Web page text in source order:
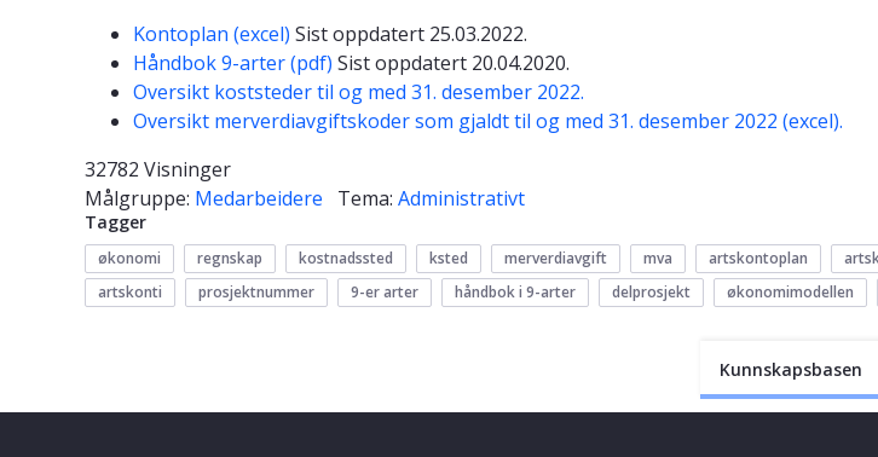
Kunnskapsbasen
Kontoplan (excel) Sist oppdatert 25.03.2022.
Håndbok 9-arter (pdf) Sist oppdatert 20.04.2020.
Oversikt koststeder til og med 31. desember 2022.
Oversikt merverdiavgiftskoder som gjaldt til og med 31. desember 2022 (excel).
32782 Visninger
Målgruppe: Medarbeidere Tema: Administrativt
Tagger
økonomi regnskap kostnadssted ksted merverdiavgift mva artskontoplan
artskonti
prosjektnummer 9-er arter håndbok i 9-arter delprosjekt økonomimodellen